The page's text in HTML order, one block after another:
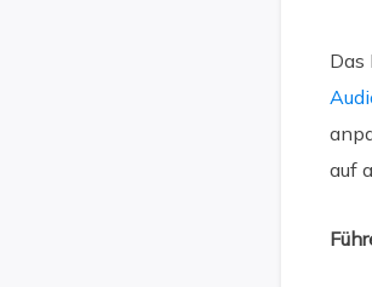
Das
auf